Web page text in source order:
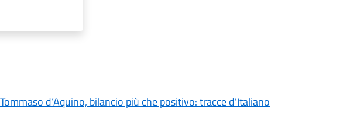
d’Aquino, bilancio più che positivo: tracce d'Italiano